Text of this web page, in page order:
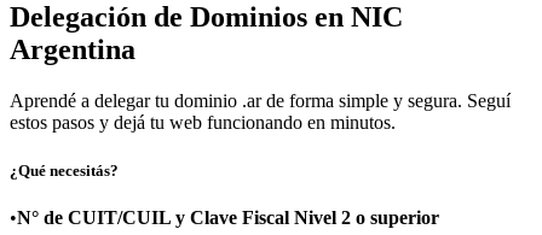
Delegación de Dominios en NIC
Argentina
Aprendé a delegar tu dominio .ar de forma simple y segura. Seguí
estos pasos y dejá tu web funcionando en minutos.
¿Qué necesitás?
•N° de CUIT/CUIL y Clave Fiscal Nivel 2 o superior